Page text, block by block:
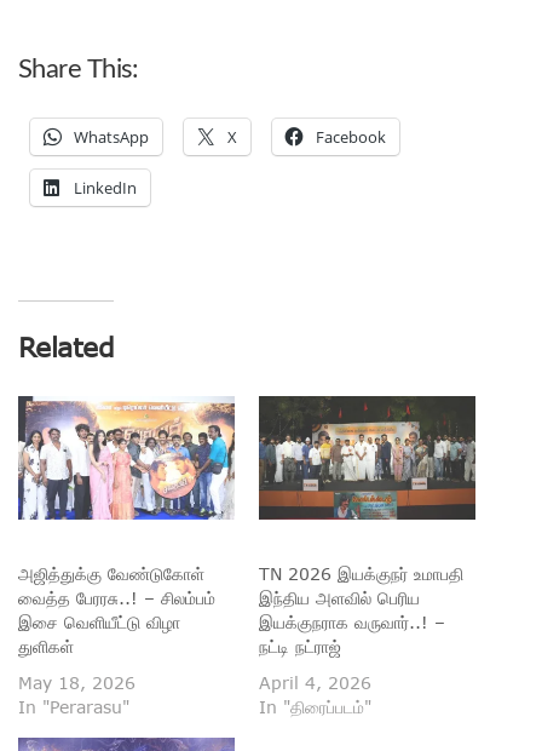
Share This:
WhatsApp X Facebook
LinkedIn
Related
அஜித்துக்கு வேண்டுகோள்
வைத்த பேரரசு..! – சிலம்பம்
இசை வெளியீட்டு விழா
துளிகள்
May 18, 2026
In "Perarasu"
TN 2026 இயக்குநர் உமாபதி
இந்திய அளவில் பெரிய
இயக்குநராக வருவார்..! –
நட்டி நட்ராஜ்
April 4, 2026
In "திரைப்படம்"